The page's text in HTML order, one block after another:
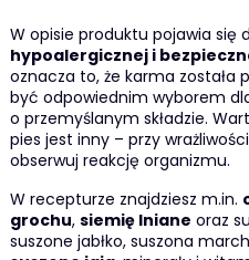
W opisie produktu pojawia się
hypoalergicznej i
oznacza to, że karma została
być odpowiednim wyborem
o przemyślanym składzie.
pies jest inny – przy
obserwuj reakcję organizmu.
W recepturze znajdziesz m.in.
grochu, siemię lniane oraz
suszone jabłko, suszona